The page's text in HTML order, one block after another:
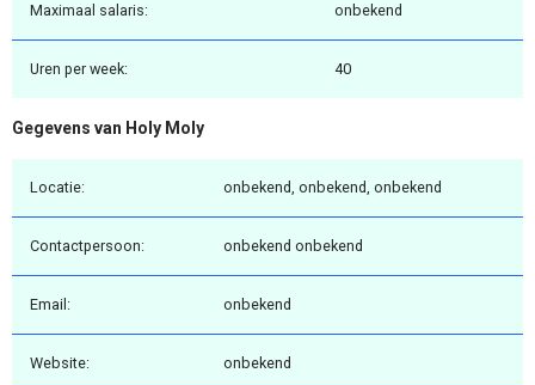
Maximaal salaris: onbekend
Uren per week: 40
Gegevens van Holy Moly
Locatie: onbekend, onbekend, onbekend
Contactpersoon: onbekend onbekend
Email: onbekend
Website: onbekend